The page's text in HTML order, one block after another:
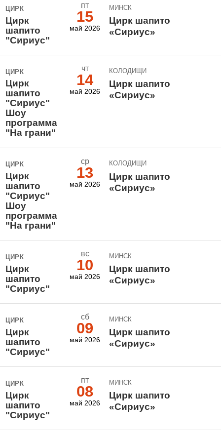
ЦИРК
Цирк
шапито
"Сириус"
пт
15
май 2026
МИНСК
Цирк шапито
«Сириус»
ЦИРК
Цирк
шапито
"Сириус"
Шоу
программа
"На грани"
чт
14
май 2026
КОЛОДИЩИ
Цирк шапито
«Сириус»
ЦИРК
Цирк
шапито
"Сириус"
Шоу
программа
"На грани"
ср
13
май 2026
КОЛОДИЩИ
Цирк шапито
«Сириус»
ЦИРК
Цирк
шапито
"Сириус"
вс
10
май 2026
МИНСК
Цирк шапито
«Сириус»
ЦИРК
Цирк
шапито
"Сириус"
сб
09
май 2026
МИНСК
Цирк шапито
«Сириус»
ЦИРК
Цирк
шапито
"Сириус"
пт
08
май 2026
МИНСК
Цирк шапито
«Сириус»